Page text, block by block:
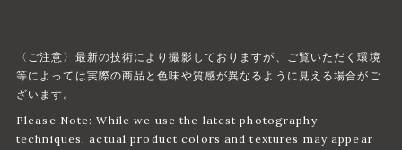
〈ご注意〉最新の技術により撮影しておりますが、ご覧いただく環境
等によっては実際の商品と色味や質感が異なるように見える場合がご
ざいます。
Please Note: While we use the latest photography
techniques, actual product colors and textures may appear